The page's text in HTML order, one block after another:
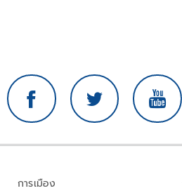
การเมือง